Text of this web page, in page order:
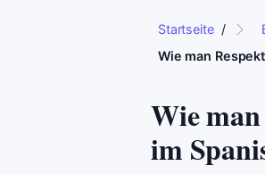
Startseite /
Wie man
Wie
im